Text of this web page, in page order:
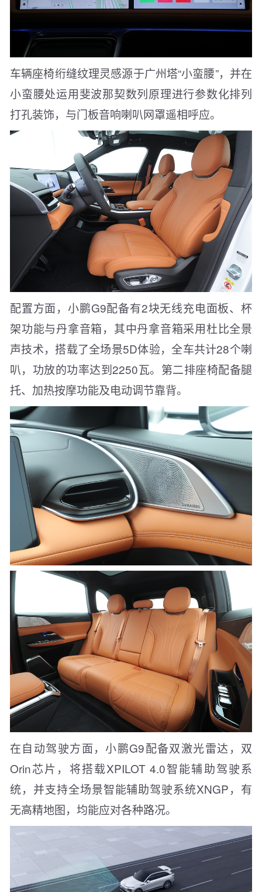
车辆座椅绗缝纹理灵感源于广州塔“小蛮腰”，并在
小蛮腰处运用斐波那契数列原理进行参数化排列
打孔装饰，与门板音响喇叭网罩遥相呼应。
配置方面，小鹏G9配备有2块无线充电面板、杯
架功能与丹拿音箱，其中丹拿音箱采用杜比全景
声技术，搭载了全场景5D体验，全车共计28个喇
叭，功放的功率达到2250瓦。第二排座椅配备腿
托、加热按摩功能及电动调节靠背。
在自动驾驶方面，小鹏G9配备双激光雷达，双
Orin芯片，将搭载XPILOT 4.0智能辅助驾驶系
统，并支持全场景智能辅助驾驶系统XNGP，有
无高精地图，均能应对各种路况。